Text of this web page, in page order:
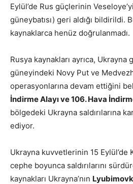
Eylül’de Rus güçlerinin
güneybatısı) geri aldığı bildirildi.
kaynaklarca henüz doğrulanmadı.
Rusya kaynakları ayrıca, Ukrayna
güneyindeki Novy Put ve
operasyonlarına devam ettiğini
İndirme Alayı ve 106. Hava
bölgedeki Ukrayna saldırılarına
ediyor.
Ukrayna kuvvetlerinin 15 Eylül’de
cephe boyunca saldırılarını
kaynakları Ukrayna’nın